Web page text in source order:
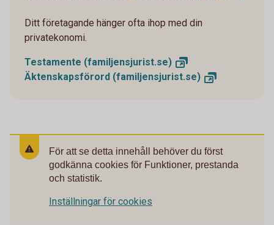
Ditt företagande hänger ofta ihop med din
privatekonomi.
Testamente (familjensjurist.se)
Äktenskapsförord (familjensjurist.se)
För att se detta innehåll behöver du först
godkänna cookies för Funktioner, prestanda
och statistik.
Inställningar för cookies